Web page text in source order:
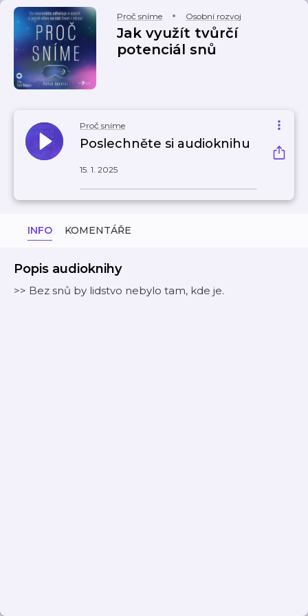
Proč sníme Osobní rozvoj
Jak využít tvůrčí
potenciál snů
Proč sníme
Poslechněte si audioknihu
15. 1. 2025
INFO KOMENTÁŘE
Popis audioknihy
>> Bez snů by lidstvo nebylo tam, kde je.